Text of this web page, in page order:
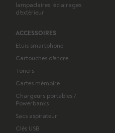
lampadaires, éclairages
d'extérieur
ACCESSOIRES
Etuis smartphone
Cartouches d'encre
Toners
Cartes mémoire
Chargeurs portables /
Powerbanks
Sacs aspirateur
Clés USB